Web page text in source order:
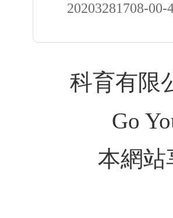
20203281708-00-
科育有限
Go
本網站